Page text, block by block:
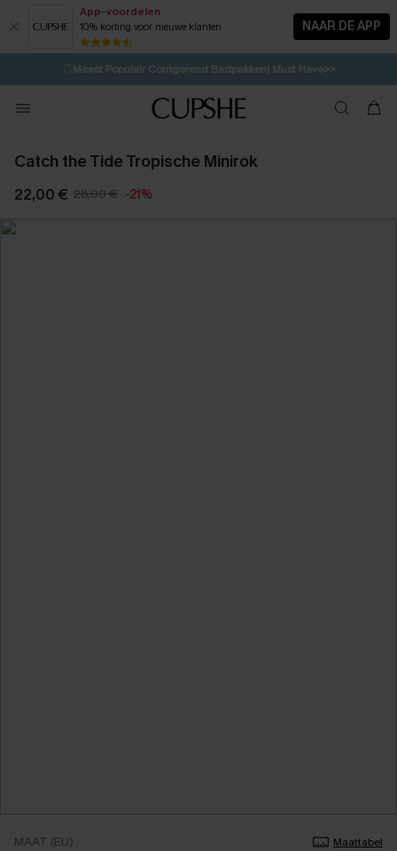
App-voordelen
10% korting voor nieuwe klanten NAAR DE APP
⚡️LAATSTE KANS | Tot 50% korting>>
🩱Meest Populair Corrigerend Badpakken| Must Have>>
💌Abonneer je & ontvang tot 15% korting>>
Koop 3, krijg 15% korting | CODE: SW15
Catch the Tide Tropische Minirok
22,00 € 28,00 € -21%
MAAT (EU) Maattabel